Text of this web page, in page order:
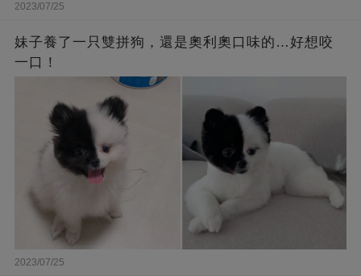
2023/07/25
妹子養了一只雙拼狗，還是奧利奧口味的…好想咬
一口！
2023/07/25